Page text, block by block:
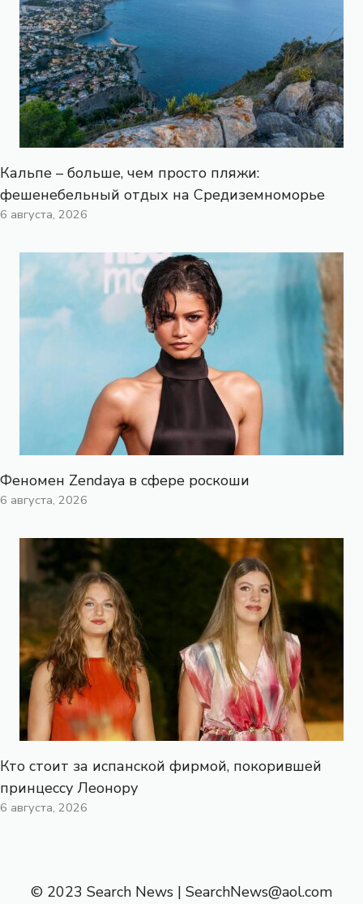
Кальпе – больше, чем просто пляжи:
фешенебельный отдых на Средиземноморье
6 августа, 2026
Феномен Zendaya в сфере роскоши
6 августа, 2026
Кто стоит за испанской фирмой, покорившей
принцессу Леонору
6 августа, 2026
© 2023 Search News | SearchNews@aol.com